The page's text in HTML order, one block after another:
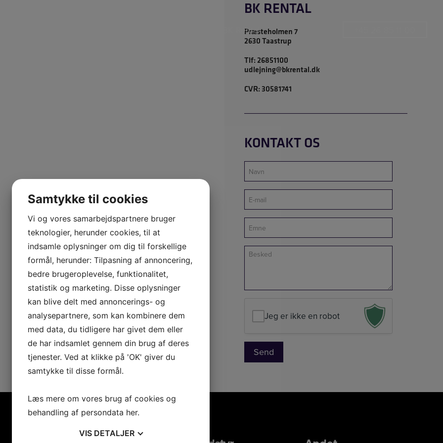
Om BK Rental
BK RENTAL
Præsteholmen 7
2630 Taastrup
Tlf: 26851100
udlejning@bkrental.dk
CVR: 30581741
KONTAKT OS
Navn
(Påkrævet)
E-
mail
(Påkrævet)
Emne
(Påkrævet)
Unavngivet
Jeg er ikke en robot
Samtykke til cookies
Vi og vores samarbejdspartnere bruger
teknologier, herunder cookies, til at
indsamle oplysninger om dig til forskellige
formål, herunder: Tilpasning af annoncering,
bedre brugeroplevelse, funktionalitet,
statistik og marketing. Disse oplysninger
kan blive delt med annoncerings- og
analysepartnere, som kan kombinere dem
med data, du tidligere har givet dem eller
de har indsamlet gennem din brug af deres
tjenester. Ved at klikke på 'OK' giver du
samtykke til disse formål.
Læs mere om vores brug af cookies og
behandling af persondata her.
VIS DETALJER